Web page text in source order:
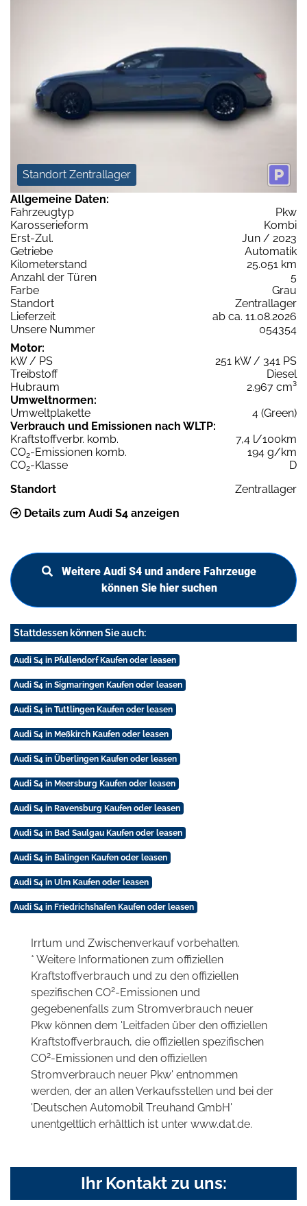
Standort Zentrallager
Allgemeine Daten:
Fahrzeugtyp
Pkw
Karosserieform
Kombi
Erst-Zul.
Jun / 2023
Getriebe
Automatik
Kilometerstand
25.051 km
Anzahl der Türen
5
Farbe
Grau
Standort
Zentrallager
Lieferzeit
ab ca. 11.08.2026
Unsere Nummer
054354
Motor:
kW / PS
251 kW / 341 PS
Treibstoff
Diesel
Hubraum
2.967 cm³
Umweltnormen:
Umweltplakette
4 (Green)
Verbrauch und Emissionen nach WLTP:
Kraftstoffverbr. komb.
7,4 l/100km
CO2-Emissionen komb.
194 g/km
CO2-Klasse
D
Standort
Zentrallager
Details zum Audi S4 anzeigen
Weitere Audi S4 und andere Fahrzeuge
können Sie hier suchen
Stattdessen können Sie auch:
Audi S4 in Pfullendorf Kaufen oder leasen
Audi S4 in Sigmaringen Kaufen oder leasen
Audi S4 in Tuttlingen Kaufen oder leasen
Audi S4 in Meßkirch Kaufen oder leasen
Audi S4 in Überlingen Kaufen oder leasen
Audi S4 in Meersburg Kaufen oder leasen
Audi S4 in Ravensburg Kaufen oder leasen
Audi S4 in Bad Saulgau Kaufen oder leasen
Audi S4 in Balingen Kaufen oder leasen
Audi S4 in Ulm Kaufen oder leasen
Audi S4 in Friedrichshafen Kaufen oder leasen
Irrtum und Zwischenverkauf vorbehalten.
* Weitere Informationen zum offiziellen
Kraftstoffverbrauch und zu den offiziellen
spezifischen CO2-Emissionen und
gegebenenfalls zum Stromverbrauch neuer
Pkw können dem 'Leitfaden über den offiziellen
Kraftstoffverbrauch, die offiziellen spezifischen
CO2-Emissionen und den offiziellen
Stromverbrauch neuer Pkw' entnommen
werden, der an allen Verkaufsstellen und bei der
'Deutschen Automobil Treuhand GmbH'
unentgeltlich erhältlich ist unter www.dat.de.
Ihr Kontakt zu uns: